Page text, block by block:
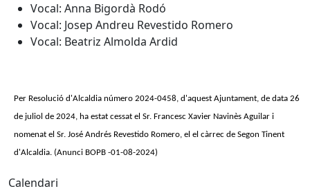
Vocal: Anna Bigordà Rodó
Vocal: Josep Andreu Revestido Romero
Vocal: Beatriz Almolda Ardid
Per Resolució d'Alcaldia número 2024-0458, d'aquest Ajuntament, de data 26
de juliol de 2024, ha estat cessat el Sr. Francesc Xavier Navinès Aguilar i
nomenat el Sr. José Andrés Revestido Romero, el el càrrec de Segon Tinent
d'Alcaldia. (Anunci BOPB -01-08-2024)
Calendari